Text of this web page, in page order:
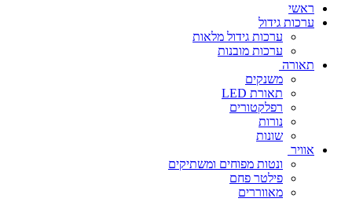
ראשי
ערכות גידול
ערכות גידול מלאות
ערכות מובנות
תאורה
משנקים
תאורת LED
רפלקטורים
נורות
שונות
אוויר
ונטות מפוחים ומשתיקים
פילטר פחם
מאווררים